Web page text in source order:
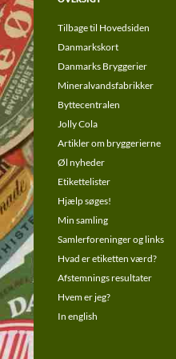
Tilbage til Hovedsiden
Danmarkskort
Danmarks Bryggerier
Mineralvandsfabrikker
Byttecentralen
Jolly Cola
Artikler om bryggerierne
Øl nyheder
Etikettelister
Hjælp søges!
Min samling
Samlerforeninger og links
Hvad er etiketten værd?
Afstemnings resultater
Hvem er jeg?
In english